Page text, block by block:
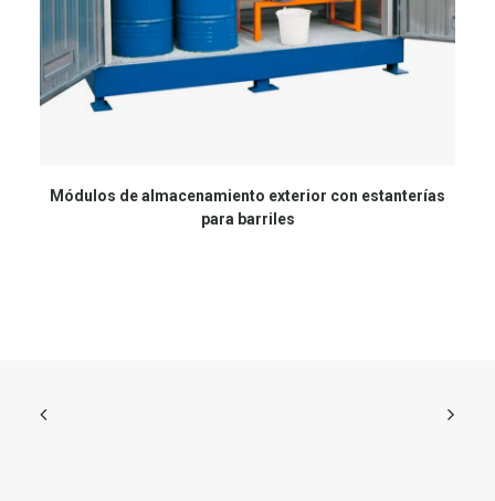
Módulos de almacenamiento exterior con estanterías
para barriles